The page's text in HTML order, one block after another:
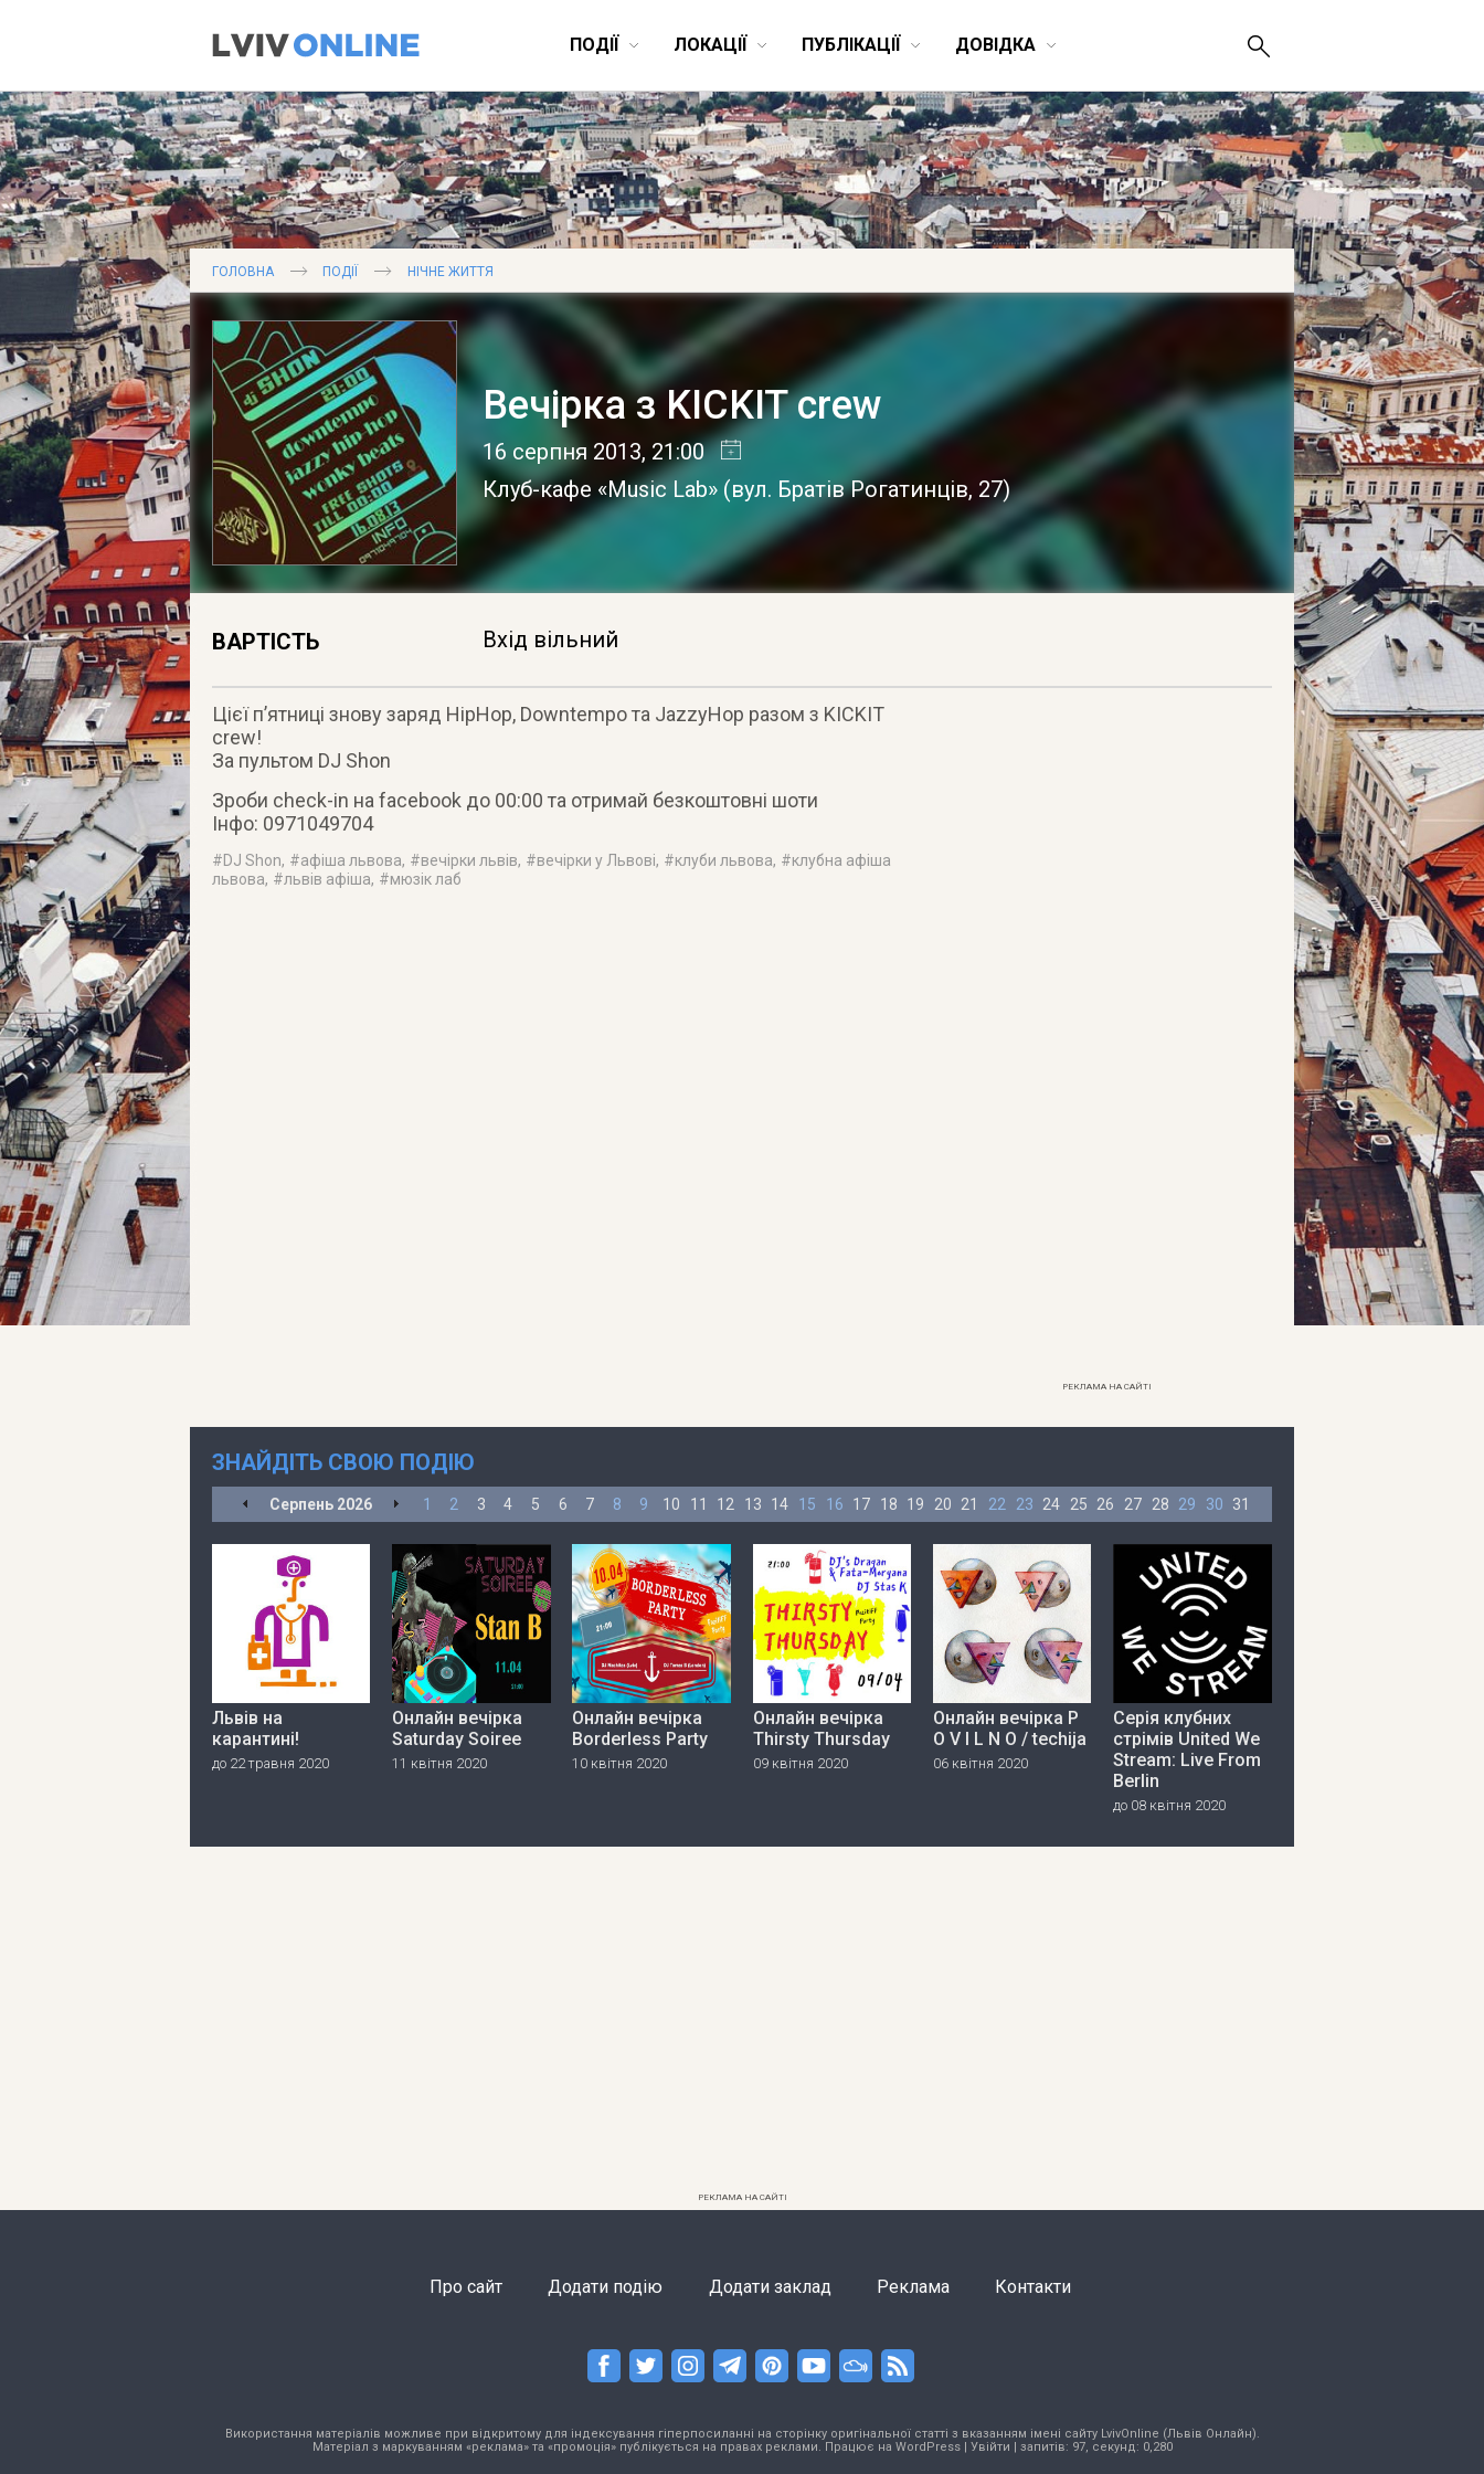
ПОДІЇ ЛОКАЦІЇ ПУБЛІКАЦІЇ ДОВІДКА
ГОЛОВНА ПОДІЇ НІЧНЕ ЖИТТЯ
Вечірка з KICKIT crew
16 серпня 2013, 21:00
Клуб-кафе «Music Lab» (вул. Братів Рогатинців, 27)
ВАРТІСТЬ Вхід вільний
Цієї п’ятниці знову заряд HipHop, Downtempo та JazzyHop разом з KICKIT
crew!
За пультом DJ Shon
Зроби check-in на facebook до 00:00 та отримай безкоштовні шоти
Інфо: 0971049704
#DJ Shon, #афіша львова, #вечірки львів, #вечірки у Львові, #клуби львова, #клубна афіша
львова, #львів афіша, #мюзік лаб
РЕКЛАМА НА САЙТІ
ЗНАЙДІТЬ СВОЮ ПОДІЮ
Серпень 2026 1 2 3 4 5 6 7 8 9 10 11 12 13 14 15 16 17 18 19 20 21 22 23 24 25 26 27 28 29 30 31
Львів на
карантині!
до 22 травня 2020
Онлайн вечірка
Saturday Soiree
11 квітня 2020
Онлайн вечірка
Borderless Party
10 квітня 2020
Онлайн вечірка
Thirsty Thursday
09 квітня 2020
Онлайн вечірка P
O V I L N O / techija
06 квітня 2020
Серія клубних
стрімів United We
Stream: Live From
Berlin
до 08 квітня 2020
РЕКЛАМА НА САЙТІ
Про сайт Додати подію Додати заклад Реклама Контакти
Використання матеріалів можливе при відкритому для індексування гіперпосиланні на сторінку оригінальної статті з вказанням імені сайту LvivOnline (Львів Онлайн).
Матеріал з маркуванням «реклама» та «промоція» публікується на правах реклами. Працює на WordPress| Увійти | запитів: 97, секунд: 0,280